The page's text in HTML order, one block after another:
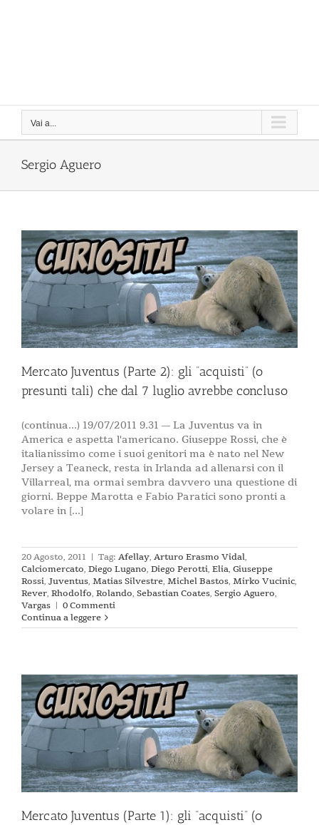
Vai a...
Sergio Aguero
Mercato Juventus (Parte 2): gli “acquisti” (o
presunti tali) che dal 7 luglio avrebbe concluso
(continua...) 19/07/2011 9.31 — La Juventus va in
America e aspetta l'americano. Giuseppe Rossi, che è
italianissimo come i suoi genitori ma è nato nel New
Jersey a Teaneck, resta in Irlanda ad allenarsi con il
Villarreal, ma ormai sembra davvero una questione di
giorni. Beppe Marotta e Fabio Paratici sono pronti a
volare in [...]
20 Agosto, 2011 | Tag: Afellay, Arturo Erasmo Vidal,
Calciomercato, Diego Lugano, Diego Perotti, Elia, Giuseppe
Rossi, Juventus, Matias Silvestre, Michel Bastos, Mirko Vucinic,
Rever, Rhodolfo, Rolando, Sebastian Coates, Sergio Aguero,
Vargas | 0 Commenti
Continua a leggere
Mercato Juventus (Parte 1): gli “acquisti” (o